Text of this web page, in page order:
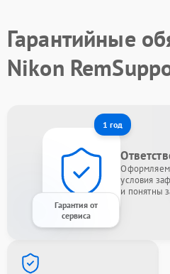
Гарантийные
Nikon
1 год
Гарантия от
сервиса
Оформляем
условия
и понятны